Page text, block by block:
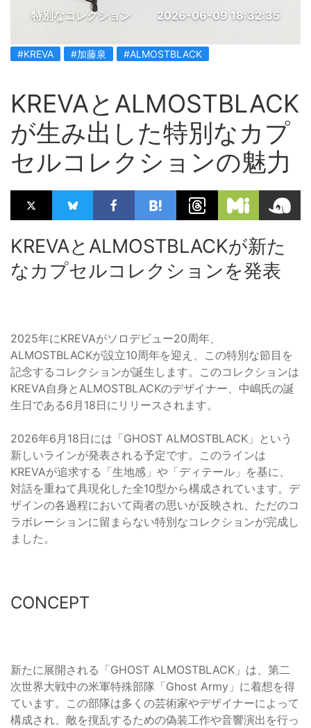
特別なコレクション 2026-06-09 18:32:35
#KREVA #加藤泉 #ALMOSTBLACK
KREVAとALMOSTBLACK
が生み出した特別なカプ
セルコレクションの魅力
KREVAとALMOSTBLACKが新た
なカプセルコレクションを発表
2025年にKREVAがソロデビュー20周年、
ALMOSTBLACKが設立10周年を迎え、この特別な節目を
記念するコレクションが誕生します。このコレクションは
KREVA自身とALMOSTBLACKのデザイナー、中嶋氏の誕
生日である6月18日にリリースされます。
2026年6月18日には「GHOST ALMOSTBLACK」という
新しいラインが発表される予定です。このラインは
KREVAが追求する「生地感」や「ディテール」を基に、
対話を重ねて具現化した全10型から構成されています。デ
ザインの各過程において両者の思いが反映され、ただのコ
ラボレーションに留まらない特別なコレクションが完成し
ました。
CONCEPT
新たに展開される「GHOST ALMOSTBLACK」は、第二
次世界大戦中の米軍特殊部隊「Ghost Army」に着想を得
ています。この部隊は多くの芸術家やデザイナーによって
構成され、敵を撹乱するための偽装工作や音響演出を行っ